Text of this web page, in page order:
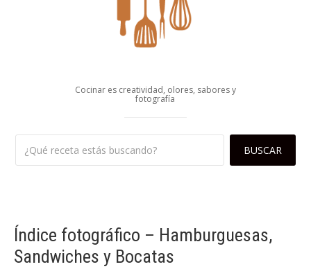
Cocinar es creatividad, olores, sabores y
fotografía
Índice fotográfico – Hamburguesas,
Sandwiches y Bocatas